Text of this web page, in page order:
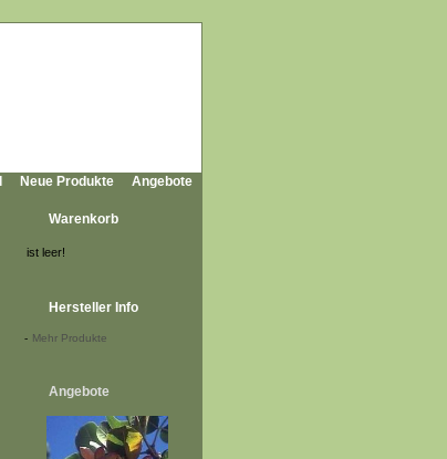
Neue Produkte Angebote
Warenkorb
ist leer!
Hersteller Info
- Mehr Produkte
Angebote